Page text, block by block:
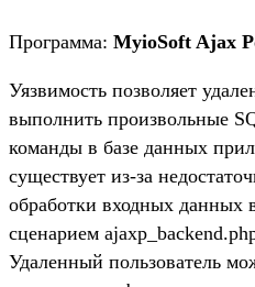
Программа: MyioSoft Ajax
Уязвимость позволяет
выполнить произвольные
команды в базе данных
существует из-за
обработки входных данных
сценарием
Удаленный пользователь